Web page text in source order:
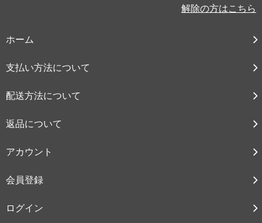
解除の方はこちら
ホーム
支払い方法について
配送方法について
返品について
アカウント
会員登録
ログイン